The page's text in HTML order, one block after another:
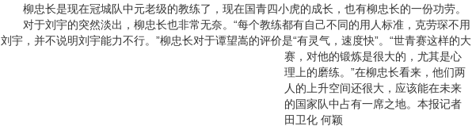
柳忠长是现在冠城队中元老级的教练了，现在国青四小虎的成长，也有柳忠长的一份功劳。
对于刘宇的突然淡出，柳忠长也非常无奈。“每个教练都有自己不同的用人标准，克劳琛不用
刘宇，并不说明刘宇能力不行。”柳忠长对于谭望嵩的评价是“有灵气，速度快”。 “世青赛这样的大
赛，对他的锻炼是很大的，尤其是心
理上的磨练。”在柳忠长看来，他们两
人的上升空间还很大，应该能在未来
的国家队中占有一席之地。本报记者
田卫化 何颖